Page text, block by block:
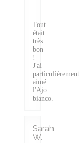
Tout
était
très
bon
!
J'ai
particulièrement
aimé
l'Ajo
bianco.
Sarah
W